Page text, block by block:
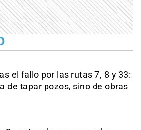
el fallo por las rutas 7, 8 y 33:
de tapar pozos, sino de obras